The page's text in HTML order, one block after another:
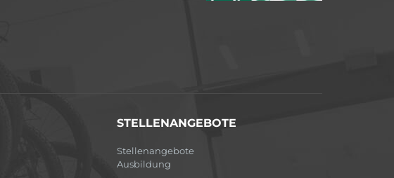
STELLENANGEBOTE
Stellenangebote
Ausbildung